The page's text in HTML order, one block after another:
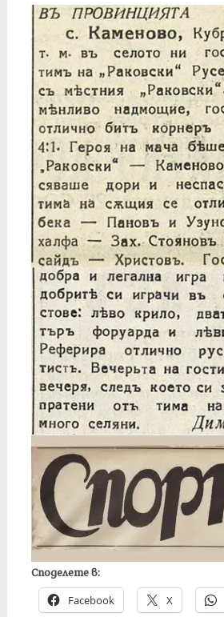
Споделете в:
Facebook X